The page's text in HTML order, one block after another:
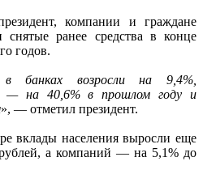
компании и граждане
снятые ранее средства в конце
годов.
банках возросли на 9,4%,
— на 40,6% в прошлом году и
», — отметил президент.
вклады населения выросли еще
а компаний — на 5,1% до